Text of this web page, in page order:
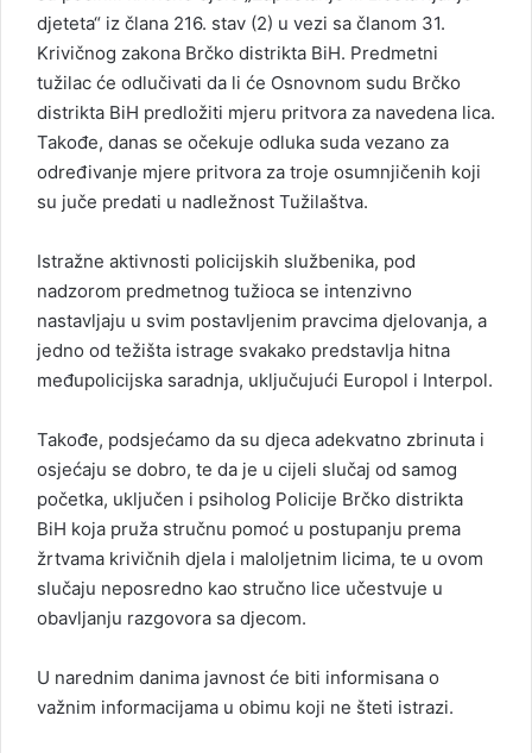
djeteta“ iz člana 216. stav (2) u vezi sa članom 31.
Krivičnog zakona Brčko distrikta BiH. Predmetni
tužilac će odlučivati da li će Osnovnom sudu Brčko
distrikta BiH predložiti mjeru pritvora za navedena lica.
Takođe, danas se očekuje odluka suda vezano za
određivanje mjere pritvora za troje osumnjičenih koji
su juče predati u nadležnost Tužilaštva.
Istražne aktivnosti policijskih službenika, pod
nadzorom predmetnog tužioca se intenzivno
nastavljaju u svim postavljenim pravcima djelovanja, a
jedno od težišta istrage svakako predstavlja hitna
međupolicijska saradnja, uključujući Europol i Interpol.
Takođe, podsjećamo da su djeca adekvatno zbrinuta i
osjećaju se dobro, te da je u cijeli slučaj od samog
početka, uključen i psiholog Policije Brčko distrikta
BiH koja pruža stručnu pomoć u postupanju prema
žrtvama krivičnih djela i maloljetnim licima, te u ovom
slučaju neposredno kao stručno lice učestvuje u
obavljanju razgovora sa djecom.
U narednim danima javnost će biti informisana o
važnim informacijama u obimu koji ne šteti istrazi.